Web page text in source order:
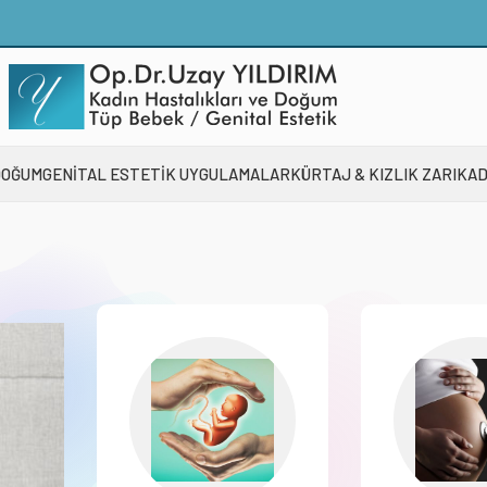
GENİTAL ESTETİK UYGULAMALARKÜRTAJ & KIZLIK ZARI